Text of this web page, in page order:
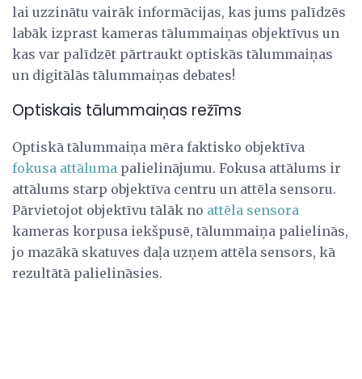
lai uzzinātu vairāk informācijas, kas jums palīdzēs
labāk izprast kameras tālummaiņas objektīvus un
kas var palīdzēt pārtraukt optiskās tālummaiņas
un digitālās tālummaiņas debates!
Optiskais tālummaiņas režīms
Optiskā tālummaiņa mēra faktisko objektīva
fokusa attāluma palielinājumu. Fokusa attālums ir
attālums starp objektīva centru un attēla sensoru.
Pārvietojot objektīvu tālāk no attēla sensora
kameras korpusa iekšpusē, tālummaiņa palielinās,
jo mazākā skatuves daļa uzņem attēla sensors, kā
rezultātā palielināsies.